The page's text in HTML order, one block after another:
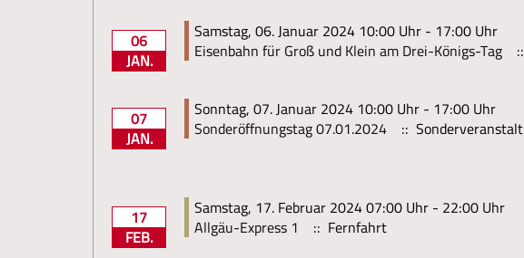
06
JAN.
Samstag, 06. Januar 2024 10:00 Uhr - 17:00 Uhr
Eisenbahn für Groß und Klein am Drei-Königs-Tag
07
JAN.
Sonntag, 07. Januar 2024 10:00 Uhr - 17:00 Uhr
Sonderöffnungstag 07.01.2024 ::
17
FEB.
Samstag, 17. Februar 2024 07:00 Uhr - 22:00 Uhr
Allgäu-Express 1 :: Fernfahrt